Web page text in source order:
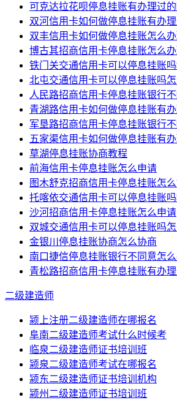
可克达拉花呗停息挂账有办理过
双河信用卡如何做停息挂账有办
双丰信用卡如何做停息挂账怎么
博古其招商信用卡停息挂账怎么
铁门关交通信用卡可以停息挂账
北屯交通信用卡可以停息挂账吗
人民路招商信用卡停息挂账银行
青湖路信用卡如何做停息挂账有
军垦路招商信用卡停息挂账银行
五家渠信用卡如何做停息挂账有
草湖停息挂账协商教程
前海信用卡停息挂账怎么申请
图木舒克招商信用卡停息挂账怎
托喀依交通信用卡可以停息挂账
沙河招商信用卡停息挂账怎么申请
双城交通信用卡可以停息挂账吗
金银川停息挂账协商怎么协商
南口捷信停息挂账银行不同意怎
青松路招商信用卡停息挂账有办
二级建造师
颍上注册二级建造师在哪报名
阜南二级建造师考试什么时候考
临泉二级建造师证书培训班
颍泉二级建造师考试在哪报名
颍东二级建造师证书培训机构
颍州二级建造师证书培训班